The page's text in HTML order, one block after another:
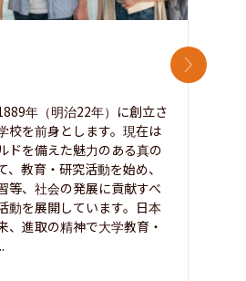
年（明治22年）に創立さ
校を前身とします。現在は
ドを備えた魅力のある真の
、教育・研究活動を始め、
等、社会の発展に貢献すべ
動を展開しています。日本
、進取の精神で大学教育・
次のスライド